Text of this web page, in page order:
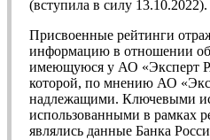
(вступила в силу 13.10.2022).
Присвоенные рейтинги
информацию в отношении
имеющуюся у АО «Эксперт
которой, по мнению АО
надлежащими. Ключевыми
использованными в рамках
являлись данные Банка